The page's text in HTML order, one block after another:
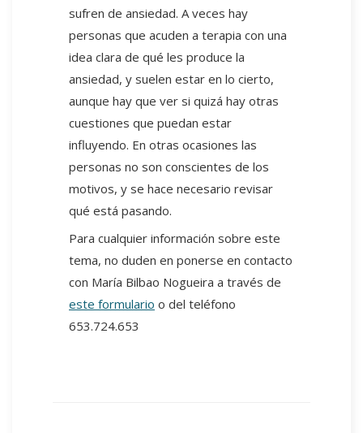
sufren de ansiedad. A veces hay
personas que acuden a terapia con una
idea clara de qué les produce la
ansiedad, y suelen estar en lo cierto,
aunque hay que ver si quizá hay otras
cuestiones que puedan estar
influyendo. En otras ocasiones las
personas no son conscientes de los
motivos, y se hace necesario revisar
qué está pasando.
Para cualquier información sobre este
tema, no duden en ponerse en contacto
con María Bilbao Nogueira a través de
este formulario o del teléfono
653.724.653